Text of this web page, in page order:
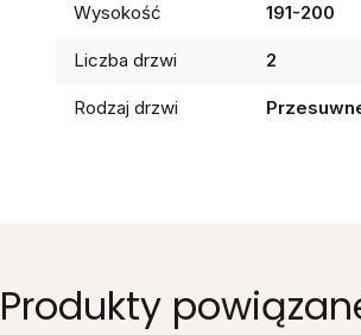
Wysokość 191-200
Liczba drzwi 2
Rodzaj drzwi
Produkty